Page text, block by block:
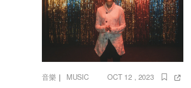
音樂 ｜ MUSIC OCT 12 , 2023